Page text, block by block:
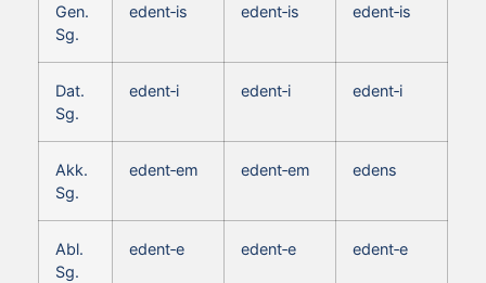
Gen.
Sg.
edent‑is edent‑is edent‑is
Dat.
Sg.
edent‑i edent‑i edent‑i
Akk.
Sg.
edent‑em edent‑em edens
Abl.
Sg.
edent‑e edent‑e edent‑e